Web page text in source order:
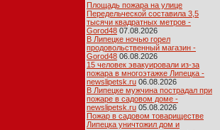
Площадь пожара на улице
Передельческой составила 3,5
тысячи квадратных метров -
Gorod48 07.08.2026
В Липецке ночью горел
продовольственный магазин -
Gorod48 06.08.2026
15 человек эвакуировали из-за
пожара в многоэтажке Липецка -
newslipetsk.ru 06.08.2026
В Липецке мужчина пострадал при
пожаре в садовом доме -
newslipetsk.ru 05.08.2026
Пожар в садовом товариществе
Липецка уничтожил дом и